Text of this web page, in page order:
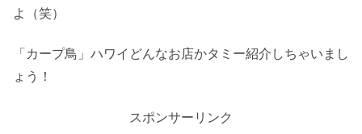
よ（笑）
「カープ鳥」ハワイどんなお店かタミー紹介しちゃいまし
ょう！
スポンサーリンク